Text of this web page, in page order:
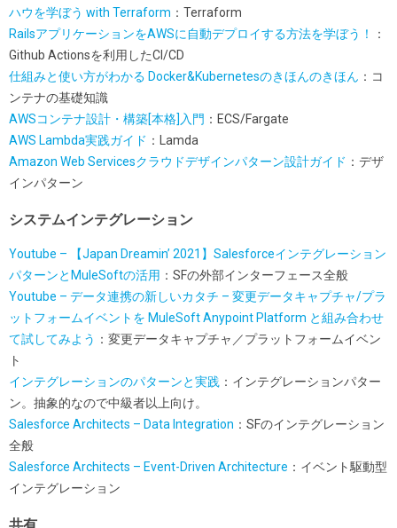
ハウを学ぼう with Terraform ：Terraform
RailsアプリケーションをAWSに自動デプロイする方法を学ぼう！
：
Github Actionsを利用したCI/CD
仕組みと使い方がわかる Docker&Kubernetesのきほんのきほん ：コ
ンテナの基礎知識
AWSコンテナ設計・構築[本格]入門 ：ECS/Fargate
AWS Lambda実践ガイド ：Lamda
Amazon Web Servicesクラウドデザインパターン設計ガイド ：デザ
インパターン
システムインテグレーション
Youtube – 【Japan Dreamin’ 2021】Salesforceインテグレーション
パターンとMuleSoftの活用 ：SFの外部インターフェース全般
Youtube – データ連携の新しいカタチ – 変更データキャプチャ/プラ
ットフォームイベントを MuleSoft Anypoint Platform と組み合わせ
て試してみよう ：変更データキャプチャ／プラットフォームイベン
ト
インテグレーションのパターンと実践 ：インテグレーションパター
ン。抽象的なので中級者以上向け。
Salesforce Architects – Data Integration ：SFのインテグレーション
全般
Salesforce Architects – Event-Driven Architecture ：イベント駆動型
インテグレーション